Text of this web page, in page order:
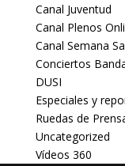
Canal Juventud
Canal Plenos
Canal Semana
Conciertos
DUSI
Especiales y
Ruedas de
Uncategorized
Vídeos 360